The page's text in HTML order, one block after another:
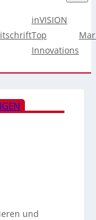
inVISION
Top
Innovations
und